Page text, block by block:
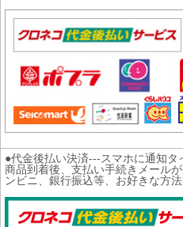
●代金後払い決済---スマホに通知
商品到着後、支払い手続きメール
ンビニ、銀行振込等、お好きな方